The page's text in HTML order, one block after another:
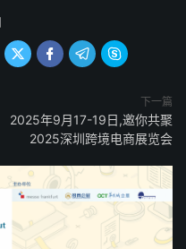
   
下一篇
2025年9月17-19日,邀你共聚
2025深圳跨境电商展览会